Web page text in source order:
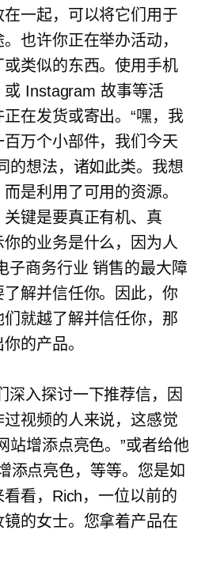
一起，可以将它们用于
也许你正在举办活动，
类似的东西。使用手机
或 Instagram 故事等活
在发货或寄出。“嘿，我
万个小部件，我们今天
的想法，诸如此类。我想
是利用了可用的资源。
键是要真正有机、真
的业务是什么，因为人
子商务行业 销售的最大障
解并信任你。因此，你
就越了解并信任你，那
的产品。
深入探讨一下推荐信，因
视频的人来说，这感觉
站增添点亮色。”或者给他
添点亮色，等等。您是如
看，Rich，一位以前的
的女士。您拿着产品在